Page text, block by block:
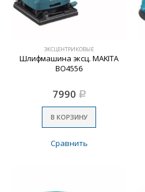
ЭКСЦЕНТРИКОВЫЕ
Шлифмашина эксц. MAKITA
BO4556
7990 Р
В КОРЗИНУ
Сравнить